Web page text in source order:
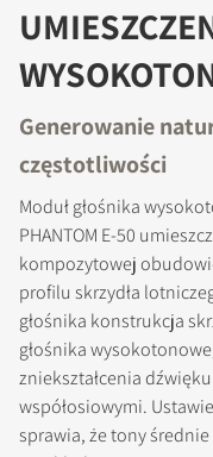
Generowanie
częstotliwości
Moduł głośnika
PHANTOM E-50
kompozytowej
profilu skrzydła
głośnika konstrukcja
głośnika
zniekształcenia
współosiowymi.
sprawia, że tony średnie